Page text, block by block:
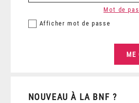
Afficher mot de passe
Mot de
NOUVEAU À LA BNF ?